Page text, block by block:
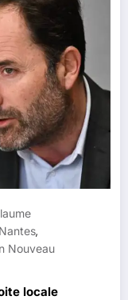
,
Nouveau
locale